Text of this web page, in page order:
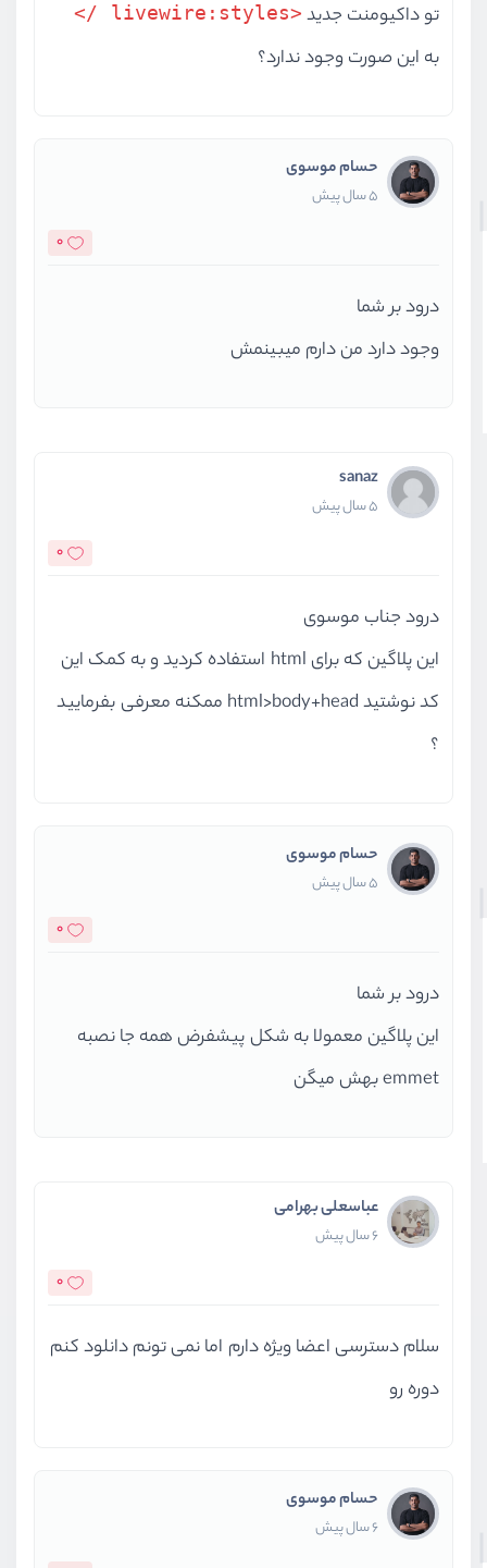
تو داکیومنت جدید <livewire:styles />
به این صورت وجود ندارد؟
حسام موسوی
5 سال پیش
0
درود بر شما
وجود دارد من دارم میبینمش
sanaz
5 سال پیش
0
درود جناب موسوی
این پلاگین که برای html استفاده کردید و به کمک این
کد نوشتید html>body+head ممکنه معرفی بفرمایید
؟
حسام موسوی
5 سال پیش
0
درود بر شما
این پلاگین معمولا به شکل پیشفرض همه جا نصبه
emmet بهش میگن
عباسعلی بهرامی
6 سال پیش
0
سلام دسترسی اعضا ویژه دارم اما نمی تونم دانلود کنم
دوره رو
حسام موسوی
6 سال پیش